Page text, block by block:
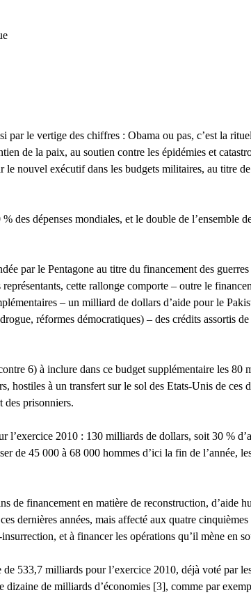
par le vertige des chiffres : Obama ou pas, c’est la
de la paix, au soutien contre les épidémies et
nouvel exécutif dans les budgets militaires, au titre
des dépenses mondiales, et le double de l’ensemble
par le Pentagone au titre du financement des
cette rallonge comporte – outre le
– un milliard de dollars d’aide pour le
réformes démocratiques) – des crédits assortis
6) à inclure dans ce budget supplémentaire les
à un transfert sur le sol des Etats-Unis de ces
des prisonniers.
2010 : 130 milliards de dollars, soit 30 %
de 45 000 à 68 000 hommes d’ici la fin de l’année,
financement en matière de reconstruction, d’aide
dernières années, mais affecté aux quatre
et à financer les opérations qu’il mène en
533,7 milliards pour l’exercice 2010, déjà voté par
dizaine de milliards d’économies [3], comme par